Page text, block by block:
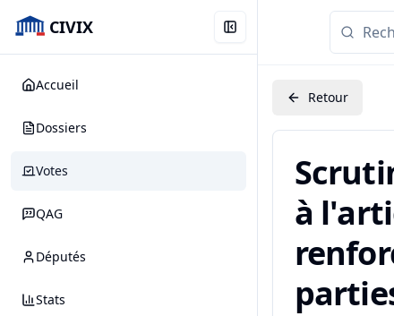
CIVIX
Accueil
Dossiers
Votes
QAG
Députés
Stats
Retour
à